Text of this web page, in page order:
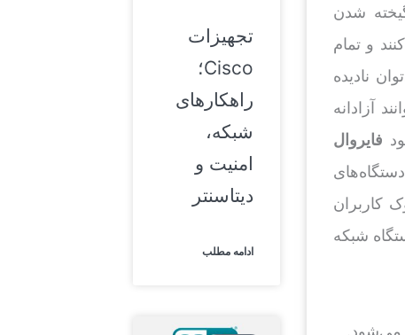
شدن
و تمام
نادیده
آزادانه
فایروال
کاربران
شبکه
تجهیزات
Cisco؛
راهکارهای
شبکه،
امنیت و
دیتاسنتر
ادامه مطلب